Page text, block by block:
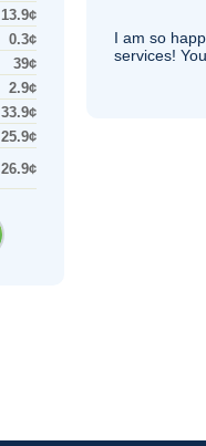
13.9¢
0.3¢
39¢
2.9¢
33.9¢
25.9¢
26.9¢
I am so
services!